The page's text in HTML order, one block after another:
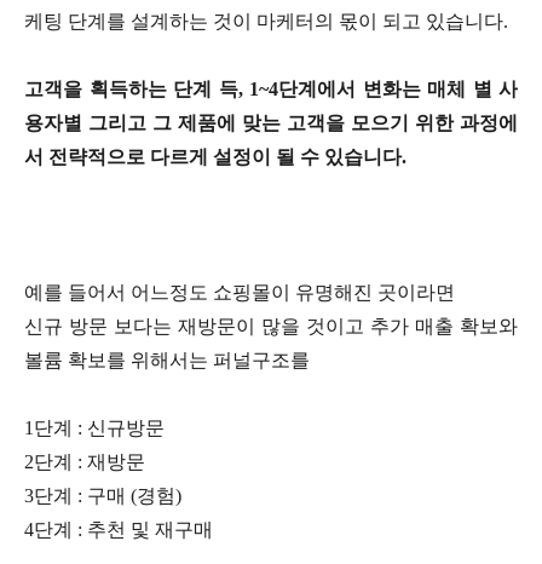
케팅 단계를 설계하는 것이 마케터의 몫이 되고 있습니다.
고객을 획득하는 단계 득, 1~4단계에서 변화는 매체 별 사
용자별 그리고 그 제품에 맞는 고객을 모으기 위한 과정에
서 전략적으로 다르게 설정이 될 수 있습니다.
예를 들어서 어느정도 쇼핑몰이 유명해진 곳이라면
신규 방문 보다는 재방문이 많을 것이고 추가 매출 확보와
볼륨 확보를 위해서는 퍼널구조를
1단계 : 신규방문
2단계 : 재방문
3단계 : 구매 (경험)
4단계 : 추천 및 재구매